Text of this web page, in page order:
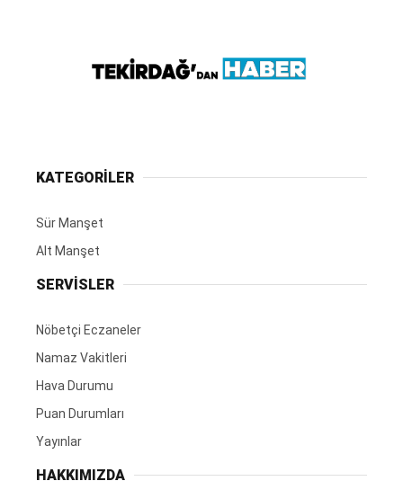
KATEGORİLER
Sür Manşet
Alt Manşet
SERVİSLER
Nöbetçi Eczaneler
Namaz Vakitleri
Hava Durumu
Puan Durumları
Yayınlar
HAKKIMIZDA